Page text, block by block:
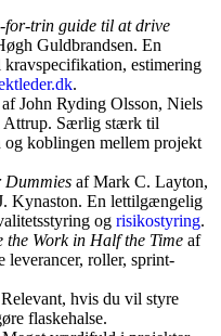
for-trin guide til at drive
Guldbrandsen. En
estimering
.
af John Ryding Olsson, Niels
Attrup. Særlig stærk til
koblingen mellem projekt
Dummies af Mark C. Layton,
Kynaston. En lettilgængelig
og risikostyring.
Work in Half the Time af
leverancer, roller, sprint-
hvis du vil styre
flaskehalse.